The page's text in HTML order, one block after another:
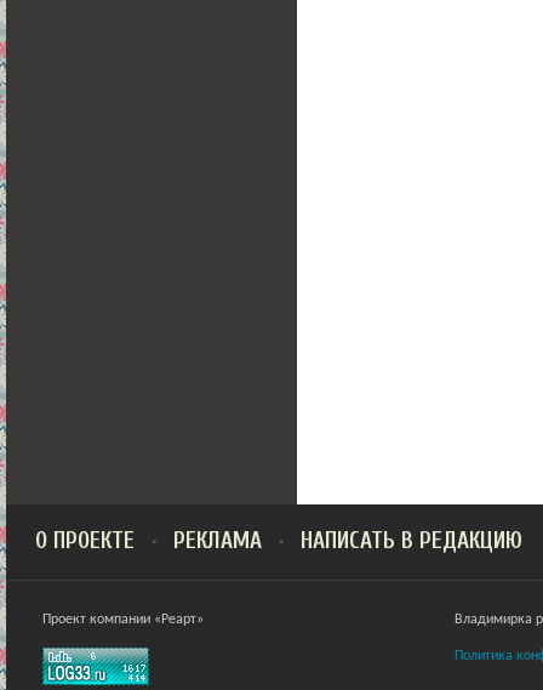
О ПРОЕКТЕ РЕКЛАМА НАПИСАТЬ В РЕДАКЦИЮ
Проект компании «Реарт» Владимирка
Политика